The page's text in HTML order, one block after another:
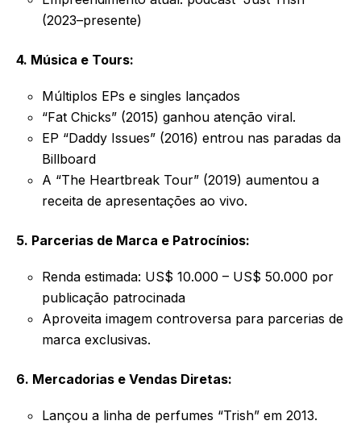
(2023–presente)
4. Música e Tours:
Múltiplos EPs e singles lançados
“Fat Chicks” (2015) ganhou atenção viral.
EP “Daddy Issues” (2016) entrou nas paradas da
Billboard
A “The Heartbreak Tour” (2019) aumentou a
receita de apresentações ao vivo.
5. Parcerias de Marca e Patrocínios:
Renda estimada: US$ 10.000 – US$ 50.000 por
publicação patrocinada
Aproveita imagem controversa para parcerias de
marca exclusivas.
6. Mercadorias e Vendas Diretas:
Lançou a linha de perfumes “Trish” em 2013.